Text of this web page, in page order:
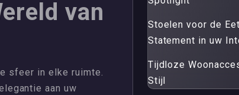
van
sfeer in elke ruimte.
aan uw
Stoelen voor de
Statement in uw
Tijdloze
Stijl